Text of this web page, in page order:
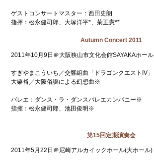
ゲストコンサートマスター：西田史朗
指揮：松永健司郎、大塚洋平*、菊正憲**
Autumn Concert 2011
2011年10月9日＠大阪狭山市文化会館SAYAKAホール
すぎやまこういち／交響組曲「ドラゴンクエストIV」
大栗裕／大阪俗謡による幻想曲※
バレエ：ダンス・ラ・ダンスバレエカンパニー※
指揮：松永健司郎、池田俊明※
第15回定期演奏会
2011年5月22日＠尼崎アルカイックホール(大ホール)